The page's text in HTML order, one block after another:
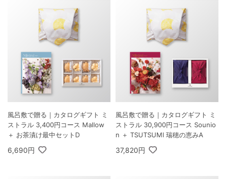
風呂敷で贈る｜カタログギフト ミ
ストラル 3,400円コース Mallow
＋ お茶漬け最中セットD
6,690円
風呂敷で贈る｜カタログギフト ミ
ストラル 30,900円コース Sounio
n ＋ TSUTSUMI 瑞穂の恵みA
37,820円